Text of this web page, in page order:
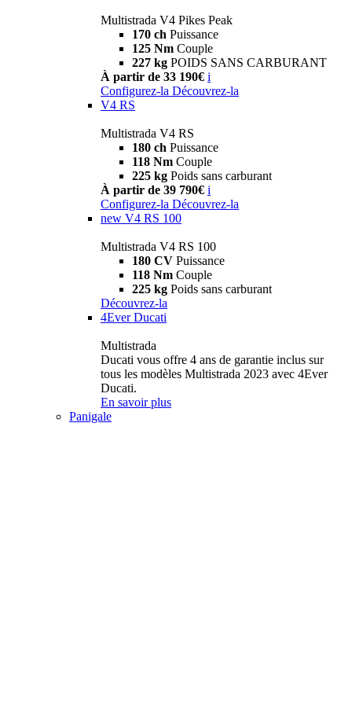
Multistrada V4 Pikes Peak
170 ch Puissance
125 Nm Couple
227 kg POIDS SANS CARBURANT
À partir de 33 190€ i
Configurez-la Découvrez-la
V4 RS
Multistrada V4 RS
180 ch Puissance
118 Nm Couple
225 kg Poids sans carburant
À partir de 39 790€ i
Configurez-la Découvrez-la
new V4 RS 100
Multistrada V4 RS 100
180 CV Puissance
118 Nm Couple
225 kg Poids sans carburant
Découvrez-la
4Ever Ducati
Multistrada
Ducati vous offre 4 ans de garantie inclus sur
tous les modèles Multistrada 2023 avec 4Ever
Ducati.
En savoir plus
Panigale